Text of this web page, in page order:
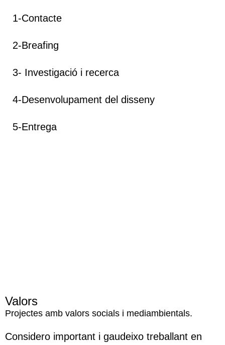
1-Contacte
2-Breafing
3- Investigació i recerca
4-Desenvolupament del disseny
5-Entrega
Valors
Projectes amb valors socials i mediambientals.
Considero important i gaudeixo treballant en